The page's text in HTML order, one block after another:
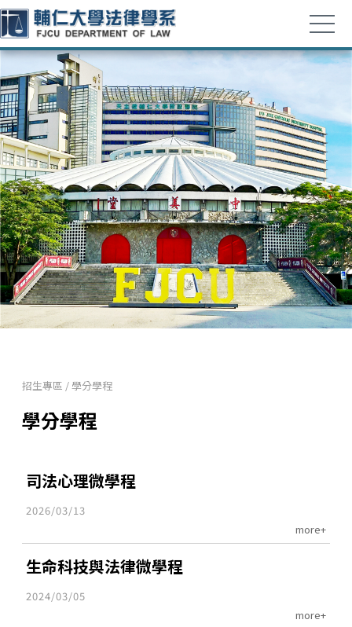
招生專區 /學分學程
學分學程
司法心理微學程
2026/03/13
more+
生命科技與法律微學程
2024/03/05
more+